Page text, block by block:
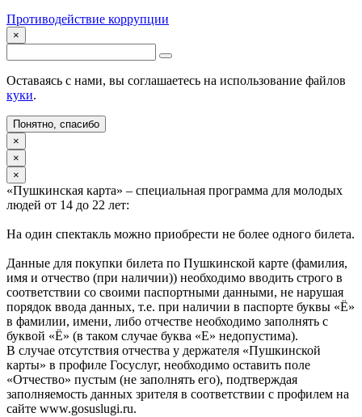
Противодействие коррупции
×
Оставаясь с нами, вы соглашаетесь на использование файлов
куки.
Понятно, спасибо
×
×
×
«Пушкинская карта» – специальная программа для молодых
людей от 14 до 22 лет:
На один спектакль можно приобрести не более одного билета.
Данные для покупки билета по Пушкинской карте (фамилия,
имя и отчество (при наличии)) необходимо вводить строго в
соответствии со своими паспортными данными, не нарушая
порядок ввода данных, т.е. при наличии в паспорте буквы «Ё»
в фамилии, имени, либо отчестве необходимо заполнять с
буквой «Ё» (в таком случае буква «Е» недопустима).
В случае отсутствия отчества у держателя «Пушкинской
карты» в профиле Госуслуг, необходимо оставить поле
«Отчество» пустым (не заполнять его), подтверждая
заполняемость данных зрителя в соответствии с профилем на
сайте www.gosuslugi.ru.